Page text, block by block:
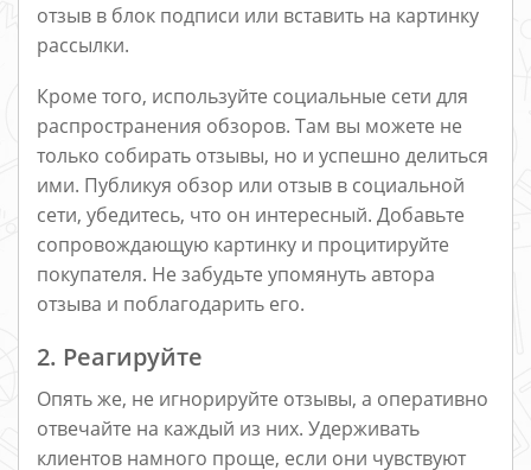
отзыв в блок подписи или вставить на картинку
рассылки.
Кроме того, используйте социальные сети для
распространения обзоров. Там вы можете не
только собирать отзывы, но и успешно делиться
ими. Публикуя обзор или отзыв в социальной
сети, убедитесь, что он интересный. Добавьте
сопровождающую картинку и процитируйте
покупателя. Не забудьте упомянуть автора
отзыва и поблагодарить его.
2. Реагируйте
Опять же, не игнорируйте отзывы, а оперативно
отвечайте на каждый из них. Удерживать
клиентов намного проще, если они чувствуют